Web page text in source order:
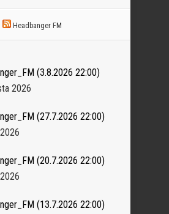
Headbanger FM
(3.8.2026 22:00)
2026
(27.7.2026 22:00)
(20.7.2026 22:00)
(13.7.2026 22:00)